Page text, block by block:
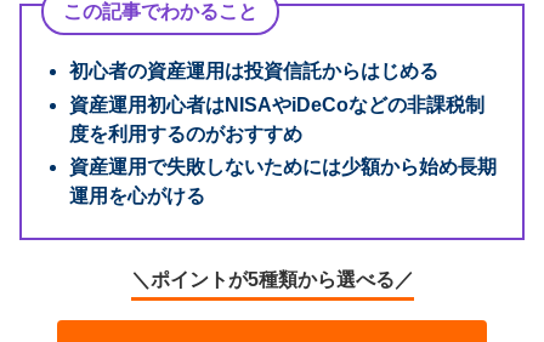
この記事でわかること
初心者の資産運用は投資信託からはじめる
資産運用初心者はNISAやiDeCoなどの非課税制
度を利用するのがおすすめ
資産運用で失敗しないためには少額から始め長期
運用を心がける
＼ポイントが5種類から選べる／